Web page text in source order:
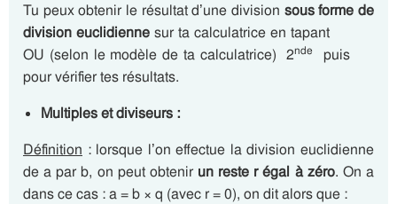
Tu peux obtenir le résultat d’une division sous forme de
division euclidienne sur ta calculatrice en tapant
OU (selon le modèle de ta calculatrice) 2nde
puis
pour vérifier tes résultats.
Multiples et diviseurs :
Définition : lorsque l’on effectue la division euclidienne
de a par b, on peut obtenir un reste r égal à zéro. On a
dans ce cas : a = b × q (avec r = 0), on dit alors que :